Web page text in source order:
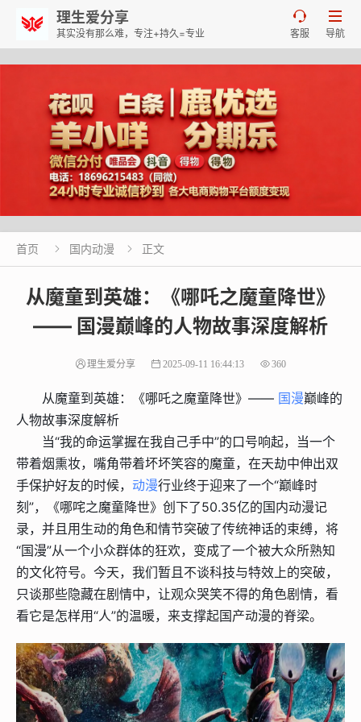
理生爱分享
其实没有那么难，专注+持久=专业

导航

客服
首页  国内动漫  正文
从魔童到英雄：《哪吒之魔童降世》
—— 国漫巅峰的人物故事深度解析
理生爱分享 2025-09-11 16:44:13 360
从魔童到英雄：《哪吒之魔童降世》—— 国漫巅峰的
人物故事深度解析
当“我的命运掌握在我自己手中”的口号响起，当一个
带着烟熏妆，嘴角带着坏坏笑容的魔童，在天劫中伸出双
手保护好友的时候， 动漫行业终于迎来了一个“巅峰时
刻”，《哪咤之魔童降世》创下了50.35亿的国内动漫记
录，并且用生动的角色和情节突破了传统神话的束缚，将
“国漫”从一个小众群体的狂欢，变成了一个被大众所熟知
的文化符号。今天，我们暂且不谈科技与特效上的突破，
只谈那些隐藏在剧情中，让观众哭笑不得的角色剧情，看
看它是怎样用“人”的温暖，来支撑起国产动漫的脊梁。